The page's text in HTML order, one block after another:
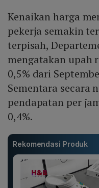
Kenaikan harga
pekerja semakin
terpisah,
mengatakan upah
0,5% dari
Sementara secara
pendapatan per
0,4%.
Rekomendasi Produk